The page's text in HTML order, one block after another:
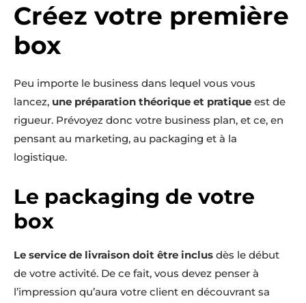
Créez votre première
box
Peu importe le business dans lequel vous vous
lancez, une préparation théorique et pratique est de
rigueur. Prévoyez donc votre business plan, et ce, en
pensant au marketing, au packaging et à la
logistique.
Le packaging de votre
box
Le service de livraison doit être inclus dès le début
de votre activité. De ce fait, vous devez penser à
l’impression qu’aura votre client en découvrant sa